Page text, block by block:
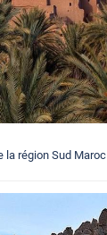
la région Sud Maroc